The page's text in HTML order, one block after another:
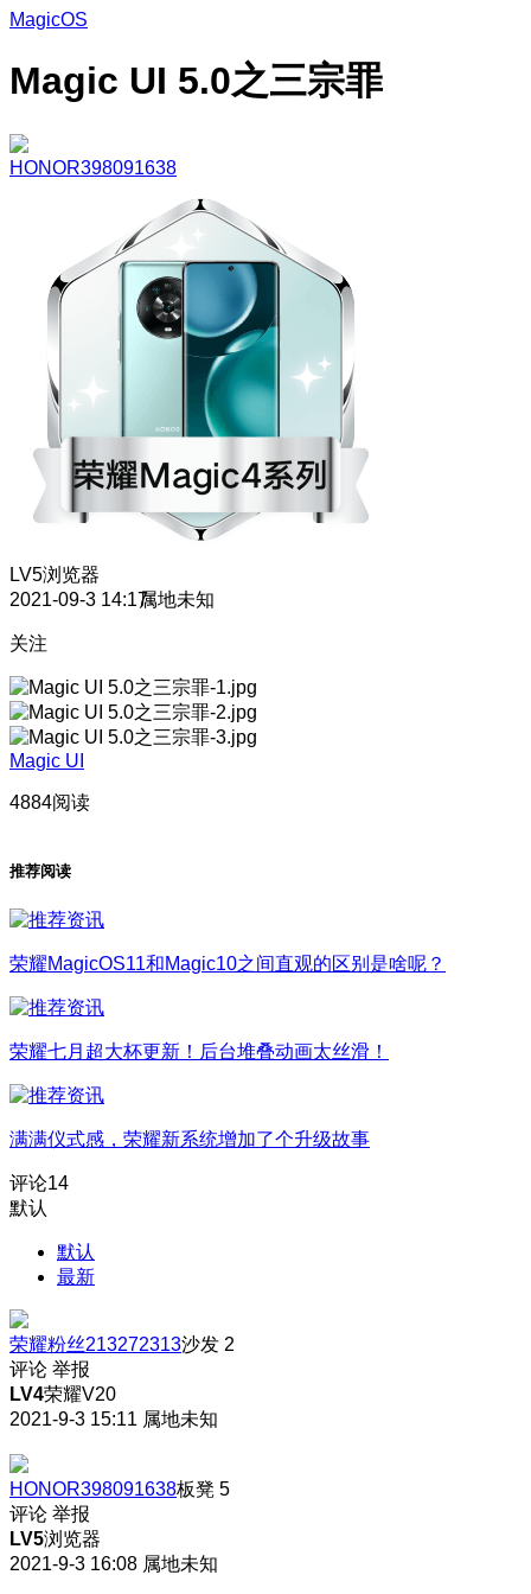
MagicOS
Magic UI 5.0之三宗罪
HONOR398091638
LV5浏览器
2021-09-3 14:17属地未知
关注
Magic UI
4884阅读
推荐阅读
荣耀MagicOS11和Magic10之间直观的区别是啥呢？
荣耀七月超大杯更新！后台堆叠动画太丝滑！
满满仪式感，荣耀新系统增加了个升级故事
评论14
默认
默认
最新
荣耀粉丝213272313沙发 2
评论 举报
LV4荣耀V20
2021-9-3 15:11 属地未知
HONOR398091638板凳 5
评论 举报
LV5浏览器
2021-9-3 16:08 属地未知